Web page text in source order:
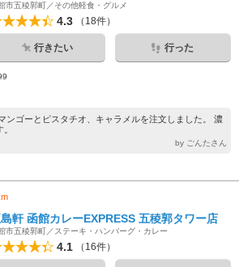
市五稜郭町／その他軽食・グルメ
4.3 （18件）
行きたい 行った
ンゴーとピスタチオ、キャラメルを注文しました。 濃
by ごんたさん
軒 函館カレーEXPRESS 五稜郭タワー店
市五稜郭町／ステーキ・ハンバーグ・カレー
4.1 （16件）